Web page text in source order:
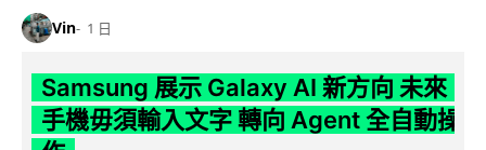
Vin 1 日
Samsung 展示 Galaxy AI 新方向 未來
手機毋須輸入文字 轉向 Agent 全自動操